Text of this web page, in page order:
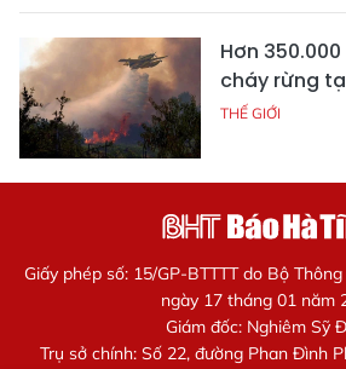
Hơn
cháy rừng
THẾ GIỚI
Giấy phép số: 15/GP-BTTTT do Bộ
ngày 17 tháng 01 năm
Giám đốc: Nghiêm Sỹ
Trụ sở chính: Số 22, đường Phan Đình